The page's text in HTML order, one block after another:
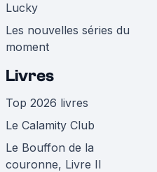
Lucky
Les nouvelles séries du
moment
Livres
Top 2026 livres
Le Calamity Club
Le Bouffon de la
couronne, Livre II